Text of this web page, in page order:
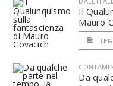
Il
Mauro
Da